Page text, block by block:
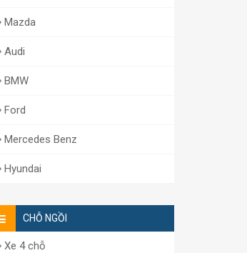
Mazda
Audi
BMW
Ford
Mercedes Benz
Hyundai
CHỖ NGỒI
Xe 4 chỗ